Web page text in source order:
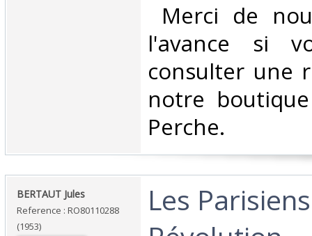
Merci de
l'avance si
consulter une
notre
Perche.‎
‎BERTAUT Jules‎
Reference : RO80110288
(1953)
‎Les